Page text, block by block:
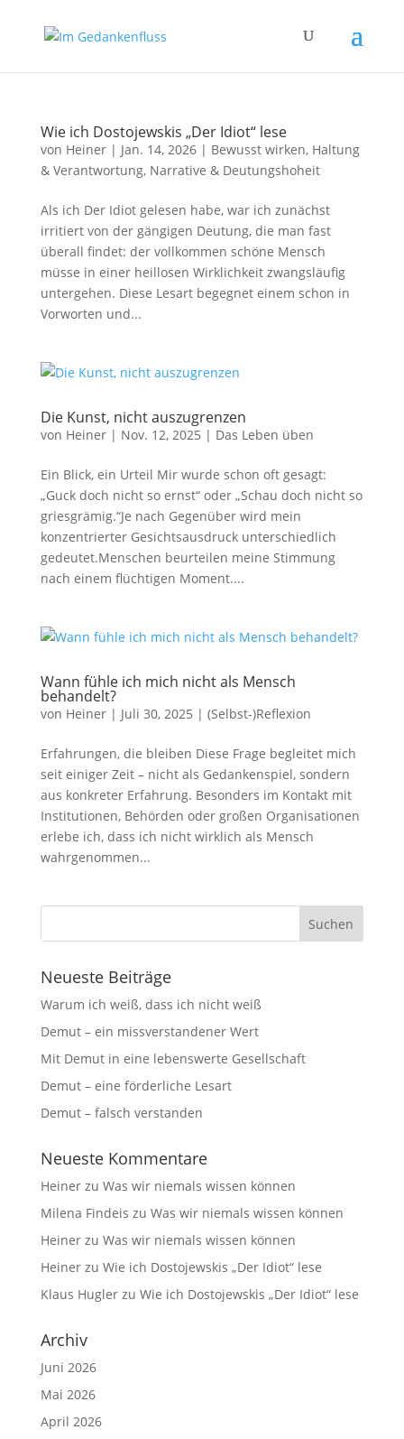
Wie ich Dostojewskis „Der Idiot“ lese
von Heiner| Jan. 14, 2026| Bewusst wirken, Haltung
& Verantwortung, Narrative & Deutungshoheit
Als ich Der Idiot gelesen habe, war ich zunächst
irritiert von der gängigen Deutung, die man fast
überall findet: der vollkommen schöne Mensch
müsse in einer heillosen Wirklichkeit zwangsläufig
untergehen. Diese Lesart begegnet einem schon in
Vorworten und...
Die Kunst, nicht auszugrenzen
von Heiner| Nov. 12, 2025 | Das Leben üben
Ein Blick, ein Urteil Mir wurde schon oft gesagt:
„Guck doch nicht so ernst“ oder „Schau doch nicht so
griesgrämig.“Je nach Gegenüber wird mein
konzentrierter Gesichtsausdruck unterschiedlich
gedeutet.Menschen beurteilen meine Stimmung
nach einem flüchtigen Moment....
Wann fühle ich mich nicht als Mensch
behandelt?
von Heiner| Juli 30, 2025 | (Selbst-)Reflexion
Erfahrungen, die bleiben Diese Frage begleitet mich
seit einiger Zeit – nicht als Gedankenspiel, sondern
aus konkreter Erfahrung. Besonders im Kontakt mit
Institutionen, Behörden oder großen Organisationen
erlebe ich, dass ich nicht wirklich als Mensch
wahrgenommen...
Neueste Beiträge
Warum ich weiß, dass ich nicht weiß
Demut – ein missverstandener Wert
Mit Demut in eine lebenswerte Gesellschaft
Demut – eine förderliche Lesart
Demut – falsch verstanden
Neueste Kommentare
Heinerzu Was wir niemals wissen können
Milena Findeis zu Was wir niemals wissen können
Heinerzu Was wir niemals wissen können
Heinerzu Wie ich Dostojewskis „Der Idiot“ lese
Klaus Huglerzu Wie ich Dostojewskis „Der Idiot“ lese
Archiv
Juni 2026
Mai 2026
April 2026